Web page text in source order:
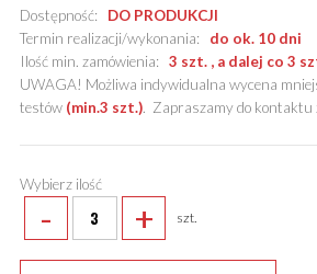
Dostępność: DO PRODUKCJI
Termin realizacji/wykonania: do ok. 10 dni
Ilość min. zamówienia: 3 szt. , a dalej co 3
UWAGA! Możliwa indywidualna wycena
testów (min.3 szt.). Zapraszamy do kontaktu
Wybierz ilość
- + szt.